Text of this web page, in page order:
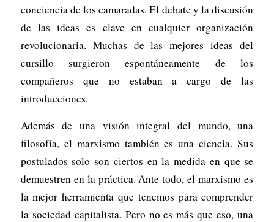
conciencia de los camaradas. El debate y la discusión
de las ideas es clave en cualquier organización
revolucionaria. Muchas de las mejores ideas del
cursillo surgieron espontáneamente de los
compañeros que no estaban a cargo de las
introducciones.
Además de una visión integral del mundo, una
filosofía, el marxismo también es una ciencia. Sus
postulados solo son ciertos en la medida en que se
demuestren en la práctica. Ante todo, el marxismo es
la mejor herramienta que tenemos para comprender
la sociedad capitalista. Pero no es más que eso, una